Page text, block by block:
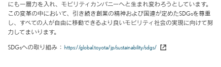
にも一層力を入れ、モビリティカンパニーへと生まれ変わろうとしています。
この変革の中において、引き続き創業の精神および国連が定めたSDGsを尊重
し、すべての人が自由に移動できるより良いモビリティ社会の実現に向けて努
力してまいります。
SDGsへの取り組み https://global.toyota/jp/sustainability/sdgs/